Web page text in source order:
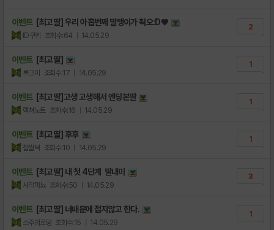
이벤트 [최고딸] 우리 아홉번째 딸맹이가 쵝오:D♥
ID쿠키 조회수:64 | 14.05.29
2
이벤트 [최고딸]
루그미 조회수:17 | 14.05.29
1
이벤트 [최고딸]고생 고생해서 엔딩본딸
렉쳐노트 조회수:16 | 14.05.29
1
이벤트 [최고딸] 후후
찹쌀떡 조회수:10 | 14.05.29
1
이벤트 [최고딸] 내 첫 4단계 딸내미
사악마뇨 조회수:50 | 14.05.29
3
이벤트 [최고딸] 너때문에 접지않고 한다.
소주의로망 조회수:15 | 14.05.29
1